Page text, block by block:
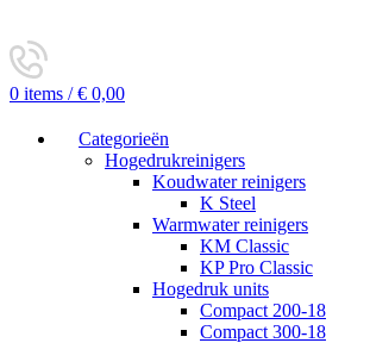
0 items / € 0,00
Categorieën
Hogedrukreinigers
Koudwater reinigers
K Steel
Warmwater reinigers
KM Classic
KP Pro Classic
Hogedruk units
Compact 200-18
Compact 300-18